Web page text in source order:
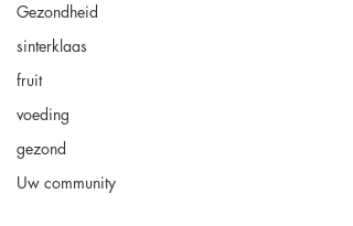
Gezondheid
sinterklaas
fruit
voeding
gezond
Uw community